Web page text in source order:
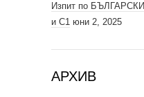
Изпит по
и С1 юни 2, 2025
АРХИВ